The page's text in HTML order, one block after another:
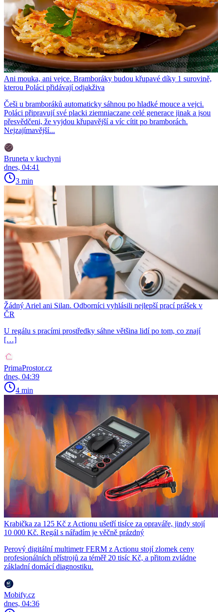
Ani mouka, ani vejce. Bramboráky budou křupavé díky 1 surovině,
kterou Poláci přidávají odjakživa
Češi u bramboráků automaticky sáhnou po hladké mouce a vejci.
Poláci připravují své placki ziemniaczane celé generace jinak a jsou
přesvědčeni, že vyjdou křupavější a víc cítit po bramborách.
Nejzajímavější...
Bruneta v kuchyni
dnes, 04:41
3 min
Žádný Ariel ani Silan. Odborníci vyhlásili nejlepší prací prášek v
ČR
U regálu s pracími prostředky sáhne většina lidí po tom, co znají
[…]
PrimaProstor.cz
dnes, 04:39
4 min
Krabička za 125 Kč z Actionu ušetří tisíce za opraváře, jindy stojí
10 000 Kč. Regál s nářadím je věčně prázdný
Perový digitální multimetr FERM z Actionu stojí zlomek ceny
profesionálních přístrojů za téměř 20 tisíc Kč, a přitom zvládne
základní domácí diagnostiku.
Mobify.cz
dnes, 04:36